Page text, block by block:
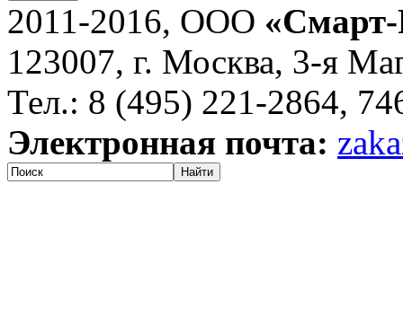
2011-2016, ООО
123007, г. Москва, 3-я
Тел.: 8 (495) 221-2864,
Электронная почта:
Найти